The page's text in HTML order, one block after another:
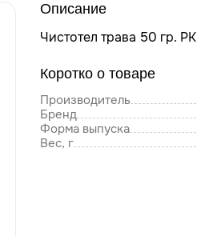
Описание
Чистотел трава 50 гр. РК
Коротко о товаре
Производитель
Бренд
Форма выпуска
Вес, г